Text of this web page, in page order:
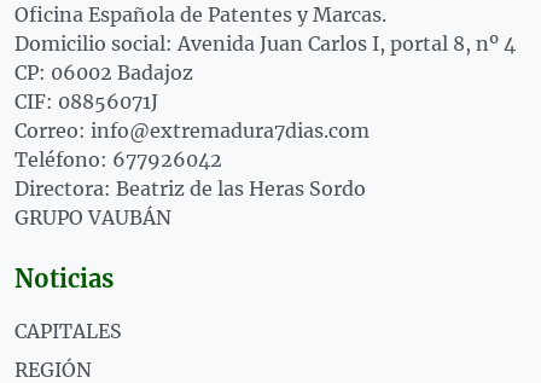
Oficina Española de Patentes y Marcas.
Domicilio social: Avenida Juan Carlos I, portal 8, nº 4
CP: 06002 Badajoz
CIF: 08856071J
Correo: info@extremadura7dias.com
Teléfono: 677926042
Directora: Beatriz de las Heras Sordo
GRUPO VAUBÁN
Noticias
CAPITALES
REGIÓN